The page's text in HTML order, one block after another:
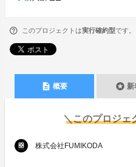
このプロジェクトは実行確約型です。
description 概要 stars 新
＼このプロジェ
株式会社FUMIKODA